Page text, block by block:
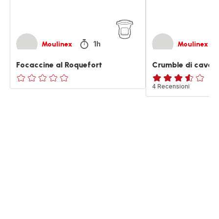
Moulinex 1h
Focaccine al Roquefort
ratings.0
Moulinex
Crumble di
ratings.3.5
4 Recensioni